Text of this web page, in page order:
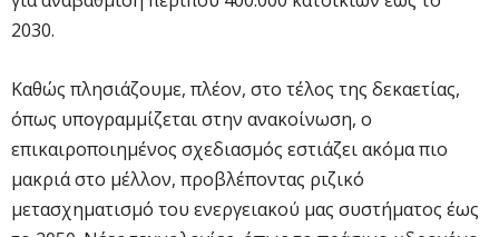
2030.
Καθώς πλησιάζουμε, πλέον, στο τέλος της δεκαετίας,
όπως υπογραμμίζεται στην ανακοίνωση, ο
επικαιροποιημένος σχεδιασμός εστιάζει ακόμα πιο
μακριά στο μέλλον, προβλέποντας ριζικό
μετασχηματισμό του ενεργειακού μας συστήματος έως